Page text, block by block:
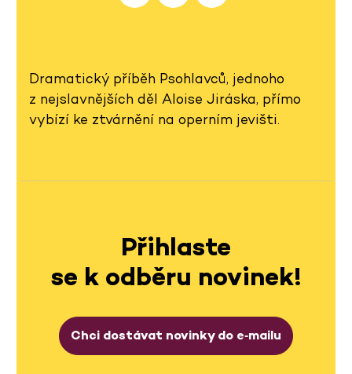
Dramatický příběh Psohlavců, jednoho
z nejslavnějších děl Aloise Jiráska, přímo
vybízí ke ztvárnění na operním jevišti.
Přihlaste
se k odběru novinek!
Chci dostávat novinky do e‑mailu